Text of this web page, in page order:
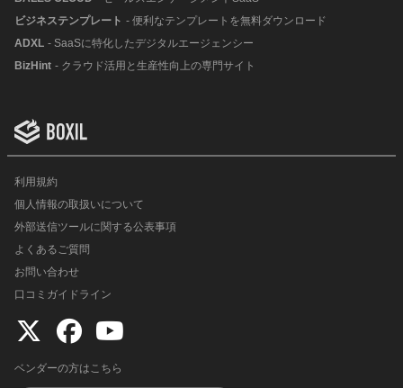
ビジネステンプレート - 便利なテンプレートを無料ダウンロード
ADXL - SaaSに特化したデジタルエージェンシー
BizHint - クラウド活用と生産性向上の専門サイト
利用規約
個人情報の取扱いについて
外部送信ツールに関する公表事項
よくあるご質問
お問い合わせ
口コミガイドライン
ベンダーの方はこちら